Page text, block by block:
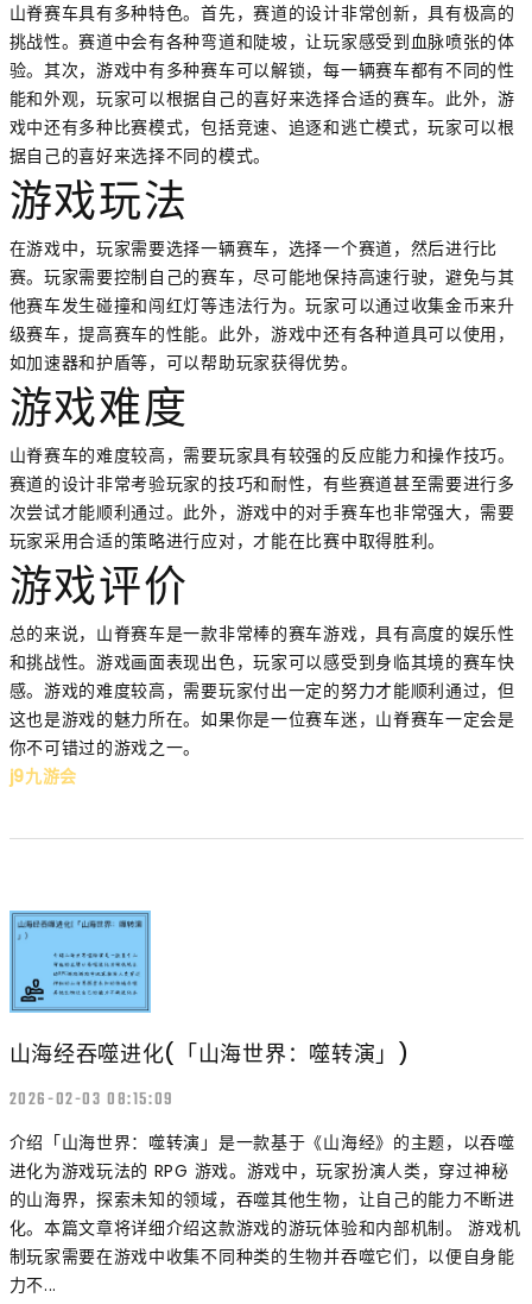
山脊赛车具有多种特色。首先，赛道的设计非常创新，具有极高的
挑战性。赛道中会有各种弯道和陡坡，让玩家感受到血脉喷张的体
验。其次，游戏中有多种赛车可以解锁，每一辆赛车都有不同的性
能和外观，玩家可以根据自己的喜好来选择合适的赛车。此外，游
戏中还有多种比赛模式，包括竞速、追逐和逃亡模式，玩家可以根
据自己的喜好来选择不同的模式。
游戏玩法
在游戏中，玩家需要选择一辆赛车，选择一个赛道，然后进行比
赛。玩家需要控制自己的赛车，尽可能地保持高速行驶，避免与其
他赛车发生碰撞和闯红灯等违法行为。玩家可以通过收集金币来升
级赛车，提高赛车的性能。此外，游戏中还有各种道具可以使用，
如加速器和护盾等，可以帮助玩家获得优势。
游戏难度
山脊赛车的难度较高，需要玩家具有较强的反应能力和操作技巧。
赛道的设计非常考验玩家的技巧和耐性，有些赛道甚至需要进行多
次尝试才能顺利通过。此外，游戏中的对手赛车也非常强大，需要
玩家采用合适的策略进行应对，才能在比赛中取得胜利。
游戏评价
总的来说，山脊赛车是一款非常棒的赛车游戏，具有高度的娱乐性
和挑战性。游戏画面表现出色，玩家可以感受到身临其境的赛车快
感。游戏的难度较高，需要玩家付出一定的努力才能顺利通过，但
这也是游戏的魅力所在。如果你是一位赛车迷，山脊赛车一定会是
你不可错过的游戏之一。
j9九游会
山海经吞噬进化(「山海世界：噬转演」)
2026-02-03 08:15:09
介绍「山海世界：噬转演」是一款基于《山海经》的主题，以吞噬
进化为游戏玩法的 RPG 游戏。游戏中，玩家扮演人类，穿过神秘
的山海界，探索未知的领域，吞噬其他生物，让自己的能力不断进
化。本篇文章将详细介绍这款游戏的游玩体验和内部机制。 游戏机
制玩家需要在游戏中收集不同种类的生物并吞噬它们，以便自身能
力不...